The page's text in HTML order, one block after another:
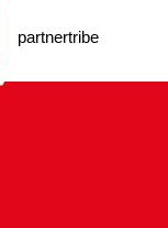
partnertribe